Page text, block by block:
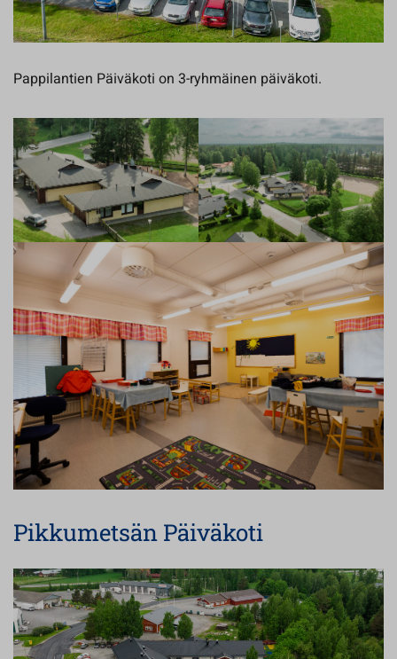
Pappilantien Päiväkoti on 3-ryhmäinen päiväkoti.
Pikkumetsän Päiväkoti